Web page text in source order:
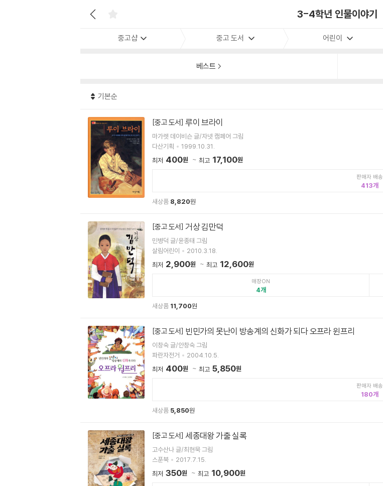
3-4학년 인물이야기
중고샵 중고 도서 어린이
베스트
기본순
[중고 도서] 루이 브라이
마가렛 데이비슨 글/자넷 캠페어 그림
다산기획
1999.10.31.
최저 400원 최고 17,100원
판매자 배송
413
새상품 8,820원
[중고 도서] 거상 김만덕
민병덕 글/윤종태 그림
살림어린이
2010.3.18.
최저 2,900원 최고 12,600원
매장ON
4
새상품 11,700원
[중고 도서] 빈민가의 못난이 방송계의 신화가 되다 오프라 윈프리
이창숙 글/안창숙 그림
파란자전거
2004.10.5.
최저 400원 최고 5,850원
판매자 배송
180
새상품 5,850원
[중고 도서] 세종대왕 가출 실록
고수산나 글/최현묵 그림
스푼북
2017.7.15.
최저 350원 최고 10,900원